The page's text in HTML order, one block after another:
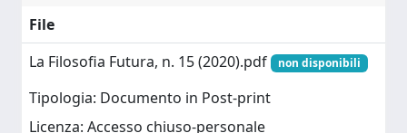
File
La Filosofia Futura, n. 15 (2020).pdf
non disponibili
Tipologia: Documento in Post-print
Licenza: Accesso chiuso-personale